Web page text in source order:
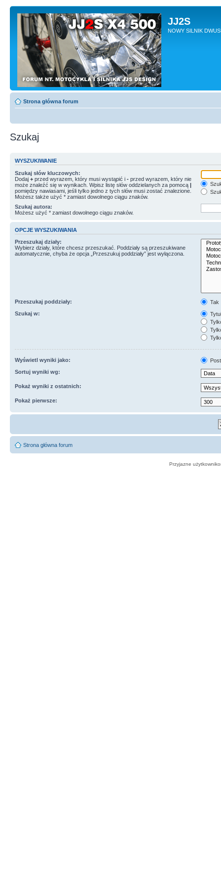
JJ2S
NOWY SILNIK
Strona główna forum
Szukaj
WYSZUKIWANIE
Szukaj słów kluczowych:
Dodaj + przed wyrazem, który musi wystąpić i - przed wyrazem, który nie
może znaleźć się w wynikach. Wpisz listę słów oddzielanych za pomocą |
pomiędzy nawiasami, jeśli tylko jedno z tych słów musi zostać znalezione.
Możesz także użyć * zamiast dowolnego ciągu znaków.
Szukaj autora:
Możesz użyć * zamiast dowolnego ciągu znaków.
OPCJE WYSZUKIWANIA
Przeszukaj działy:
Wybierz działy, które chcesz przeszukać. Poddziały są przeszukiwane
automatycznie, chyba że opcja „Przeszukuj poddziały” jest wyłączona.
Przeszukaj poddziały:
Tak
Szukaj w:
Wyświetl wyniki jako:
Sortuj wyniki wg:
Pokaż wyniki z ostatnich:
Pokaż pierwsze:
Strona główna forum
Przyjazne